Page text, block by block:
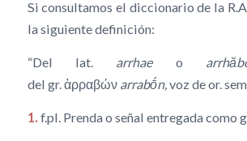
Si consultamos el diccionario de la
la siguiente definición:
“Del lat. arrhaeo
del gr. ἀρραβών arrabṓn,voz de or.
1. f.pl. Prenda o señal entregada